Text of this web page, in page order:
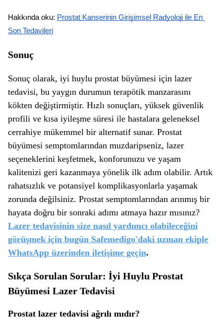
Hakkında oku: Prostat Kanserinin Girişimsel Radyoloji ile En
Son Tedavileri
Sonuç
Sonuç olarak, iyi huylu prostat büyümesi için lazer
tedavisi, bu yaygın durumun terapötik manzarasını
kökten değiştirmiştir. Hızlı sonuçları, yüksek güvenlik
profili ve kısa iyileşme süresi ile hastalara geleneksel
cerrahiye mükemmel bir alternatif sunar. Prostat
büyümesi semptomlarından muzdaripseniz, lazer
seçeneklerini keşfetmek, konforunuzu ve yaşam
kalitenizi geri kazanmaya yönelik ilk adım olabilir. Artık
rahatsızlık ve potansiyel komplikasyonlarla yaşamak
zorunda değilsiniz. Prostat semptomlarından arınmış bir
hayata doğru bir sonraki adımı atmaya hazır mısınız?
Lazer tedavisinin size nasıl yardımcı olabileceğini
görüşmek için bugün Safemedigo'daki uzman ekiple
WhatsApp üzerinden iletişime geçin.
Sıkça Sorulan Sorular: İyi Huylu Prostat
Büyümesi Lazer Tedavisi
Prostat lazer tedavisi ağrılı mıdır?